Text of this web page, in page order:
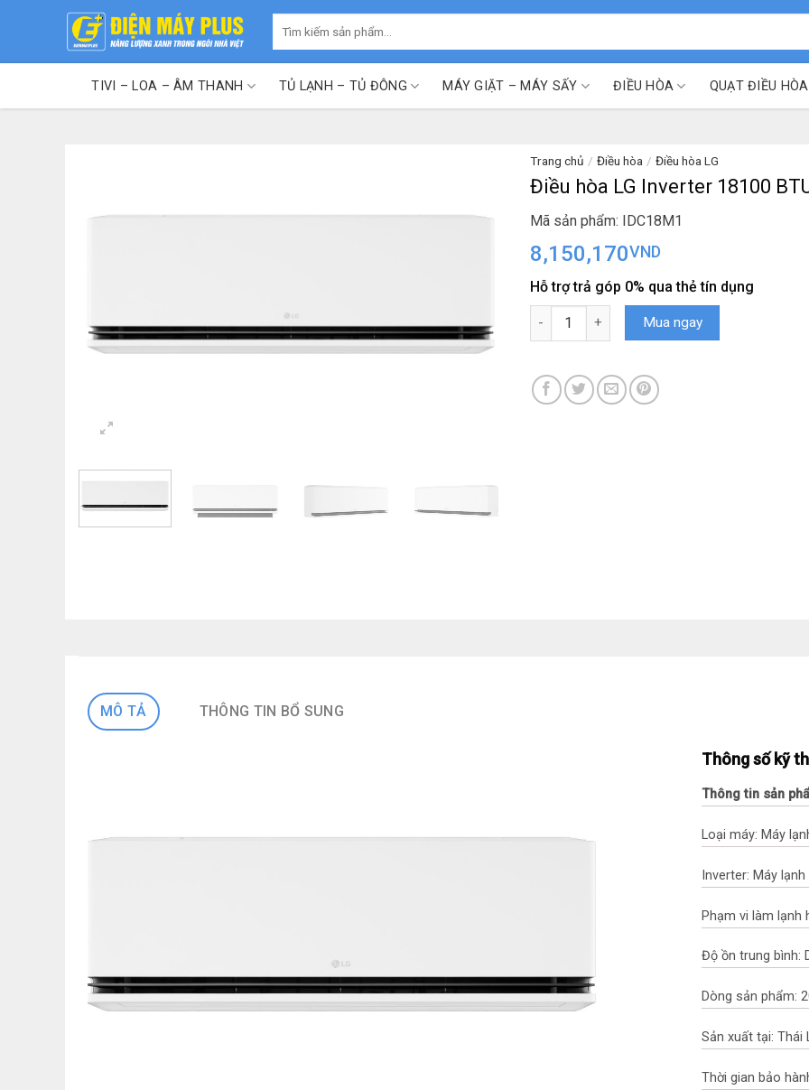
kiếm:
TIVI – LOA – ÂM THANH TỦ LẠNH – TỦ ĐÔNG MÁY GIẶT – MÁY SẤY ĐIỀU HÒA QUẠT ĐIỀU HÒA
Trang chủ / Điều hòa / Điều hòa LG
Điều hòa LG Inverter 18100
Mã sản phẩm: IDC18M1
8,150,170VND
Hỗ trợ trả góp 0% qua thẻ tín dụng
Điều hòa LG Inverter 18100 BTU IDC18M1 số
Mua ngay
MÔ TẢ THÔNG TIN BỔ SUNG
Thông số kỹ
Thông tin sản
Loại máy: Máy
Inverter: Máy
Phạm vi làm lạnh
Độ ồn trung bình:
Dòng sản phẩm:
Sản xuất tại: Thái
Thời gian bảo